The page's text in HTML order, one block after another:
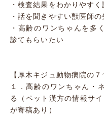
・検査結果をわかりやす
・話を聞きやすい獣医師
・高齢のワンちゃんを多
診てもらいたい
【厚木キジュ動物病院の７
１．高齢のワンちゃん・
る（ペット漢方の情報サ
が寄稿あり）